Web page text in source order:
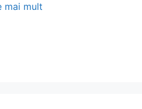
mai mult